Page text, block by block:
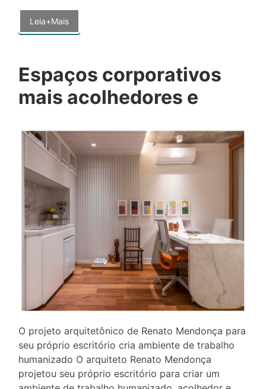
Leia+Mais
Espaços corporativos
mais acolhedores e
O projeto arquitetônico de Renato Mendonça para
seu próprio escritório cria ambiente de trabalho
humanizado O arquiteto Renato Mendonça
projetou seu próprio escritório para criar um